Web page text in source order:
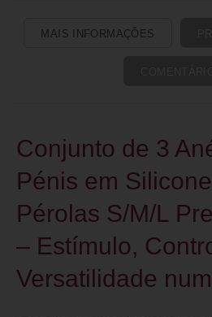
MAIS INFORMAÇÕES
Conjunto de 3
Pénis em
Pérolas S/M/L
– Estímulo,
Versatilidade